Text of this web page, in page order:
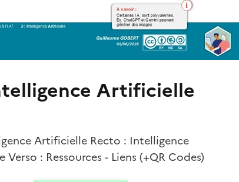
Artificielle
Artificielle Recto : Intelligence
: Ressources - Liens (+QR Codes)